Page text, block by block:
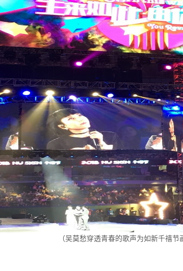
（吴莫愁穿透青春的歌声为如新千禧节